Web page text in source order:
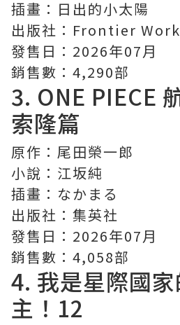
插畫：日出的小太陽
出版社：Frontier
發售日：2026年07月
銷售數：4,290部
3. ONE PIECE
索隆篇
原作：尾田榮一郎
小說：江坂純
插畫：なかまる
出版社：集英社
發售日：2026年07月
銷售數：4,058部
4. 我是星際國
主！ 12